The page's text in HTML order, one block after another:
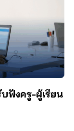
ฟังครู-ผู้เรียน